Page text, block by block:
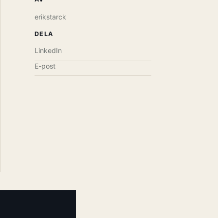
erikstarck
DELA
LinkedIn
E-post